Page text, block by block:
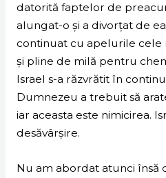
datorită faptelor de
alungat-o și a divorțat de
continuat cu apelurile cele
și pline de milă pentru
Israel s-a răzvrătit în
Dumnezeu a trebuit să
iar aceasta este nimicirea.
desăvârșire.
Nu am abordat atunci însă